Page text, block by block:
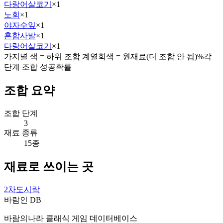
다랑어살코기 ×1
노회 ×1
야자수잎×1
혼합사발×1
다랑어살코기 ×1
가지별 색 = 하위 조합 계열회색 = 원재료(더 조합 안 됨)%각
단계 조합 성공확률
조합 요약
조합 단계
3
재료 종류
15종
재료로 쓰이는 곳
2차도시락
바람인 DB
바람의나라 클래식 게임 데이터베이스